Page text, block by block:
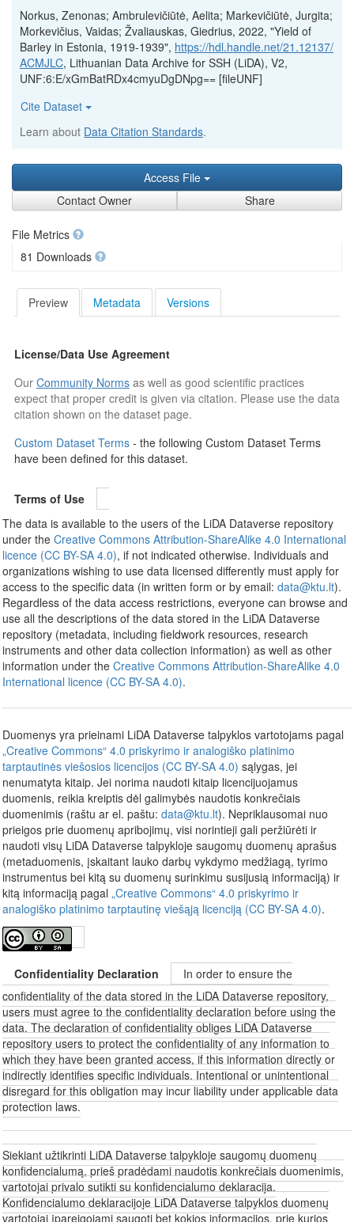
Norkus, Zenonas; Ambrulevičiūtė, Aelita; Markevičiūtė, Jurgita;
Morkevičius, Vaidas; Žvaliauskas, Giedrius, 2022, "Yield of
Barley in Estonia, 1919-1939", https://hdl.handle.net/21.12137/
ACMJLC, Lithuanian Data Archive for SSH (LiDA), V2,
UNF:6:E/xGmBatRDx4cmyuDgDNpg== [fileUNF]
Cite Dataset
Learn about Data Citation Standards.
Access File
Contact Owner
Share
File Metrics
81 Downloads
Preview Metadata Versions
License/Data Use Agreement
Our Community Normsas well as good scientific practices
expect that proper credit is given via citation. Please use the data
citation shown on the dataset page.
Custom Dataset Terms - the following Custom Dataset Terms
have been defined for this dataset.
Terms of Use
The data is available to the users of the LiDA Dataverse repository
under the Creative Commons Attribution-ShareAlike 4.0 International
licence (CC BY-SA 4.0), if not indicated otherwise. Individuals and
organizations wishing to use data licensed differently must apply for
access to the specific data (in written form or by email: data@ktu.lt).
Regardless of the data access restrictions, everyone can browse and
use all the descriptions of the data stored in the LiDA Dataverse
repository (metadata, including fieldwork resources, research
instruments and other data collection information) as well as other
information under the Creative Commons Attribution-ShareAlike 4.0
International licence (CC BY-SA 4.0).
Duomenys yra prieinami LiDA Dataverse talpyklos vartotojams pagal
„Creative Commons“ 4.0 priskyrimo ir analogiško platinimo
tarptautinės viešosios licencijos (CC BY-SA 4.0) sąlygas, jei
nenumatyta kitaip. Jei norima naudoti kitaip licencijuojamus
duomenis, reikia kreiptis dėl galimybės naudotis konkrečiais
duomenimis (raštu ar el. paštu: data@ktu.lt). Nepriklausomai nuo
prieigos prie duomenų apribojimų, visi norintieji gali peržiūrėti ir
naudoti visų LiDA Dataverse talpykloje saugomų duomenų aprašus
(metaduomenis, įskaitant lauko darbų vykdymo medžiagą, tyrimo
instrumentus bei kitą su duomenų surinkimu susijusią informaciją) ir
kitą informaciją pagal „Creative Commons“ 4.0 priskyrimo ir
analogiško platinimo tarptautinę viešąją licenciją (CC BY-SA 4.0).
Confidentiality Declaration
In order to ensure the
confidentiality of the data stored in the LiDA Dataverse repository,
users must agree to the confidentiality declaration before using the
data. The declaration of confidentiality obliges LiDA Dataverse
repository users to protect the confidentiality of any information to
which they have been granted access, if this information directly or
indirectly identifies specific individuals. Intentional or unintentional
disregard for this obligation may incur liability under applicable data
protection laws.
Siekiant užtikrinti LiDA Dataverse talpykloje saugomų duomenų
konfidencialumą, prieš pradėdami naudotis konkrečiais duomenimis,
vartotojai privalo sutikti su konfidencialumo deklaracija.
Konfidencialumo deklaracijoje LiDA Dataverse talpyklos duomenų
vartotojai įpareigojami saugoti bet kokios informacijos, prie kurios